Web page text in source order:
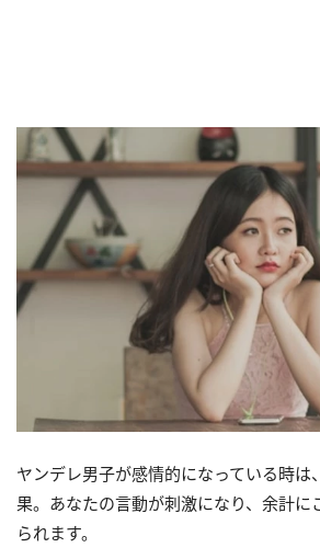
ヤンデレ男子が感情的になっている時は
果。あなたの言動が刺激になり、余計に
られます。